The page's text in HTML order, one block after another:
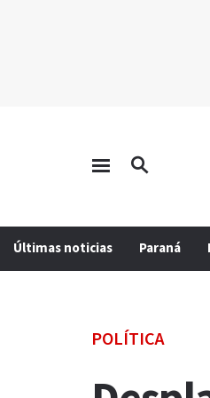
Últimas noticias Paraná
POLÍTICA